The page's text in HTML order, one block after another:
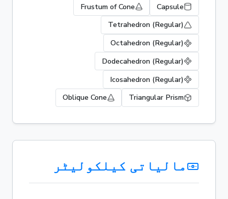
Capsule
Frustum of Cone
Tetrahedron (Regular)
Octahedron (Regular)
Dodecahedron (Regular)
Icosahedron (Regular)
Triangular Prism
Oblique Cone
مالیاتی کیلکولیٹر